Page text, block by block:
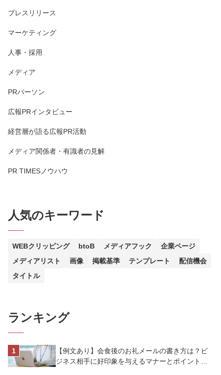
プレスリリース
マーケティング
人事・採用
メディア
PRパーソン
広報PRインタビュー
経営層が語る広報PR活動
メディア関係者・有識者の見解
PR TIMESノウハウ
人気のキーワード
WEBクリッピング btoB メディアフック
企業ページ
メディアリスト
画像 掲載基準 テンプレート
配信機会
タイトル
ランキング
【例文あり】会食後のお礼メールの書き方は？ビ
ジネス相手に好印象を与えるマナーとポイントを